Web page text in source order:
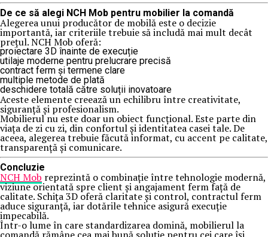
De ce să alegi NCH Mob pentru mobilier la comandă
Alegerea unui producător de mobilă este o decizie
importantă, iar criteriile trebuie să includă mai mult decât
prețul. NCH Mob oferă:
proiectare 3D înainte de execuție
utilaje moderne pentru prelucrare precisă
contract ferm și termene clare
multiple metode de plată
deschidere totală către soluții inovatoare
Aceste elemente creează un echilibru între creativitate,
siguranță și profesionalism.
Mobilierul nu este doar un obiect funcțional. Este parte din
viața de zi cu zi, din confortul și identitatea casei tale. De
aceea, alegerea trebuie făcută informat, cu accent pe calitate,
transparență și comunicare.
Concluzie
NCH Mob reprezintă o combinație între tehnologie modernă,
viziune orientată spre client și angajament ferm față de
calitate. Schița 3D oferă claritate și control, contractul ferm
aduce siguranță, iar dotările tehnice asigură execuție
impecabilă.
Într-o lume în care standardizarea domină, mobilierul la